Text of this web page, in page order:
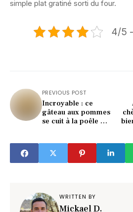
simple plat gratiné sorti du four.
4/5
PREVIOUS POST
Incroyable : ce
gâteau aux pommes
se cuit à la poêle en
WRITTEN BY
Mickael D.